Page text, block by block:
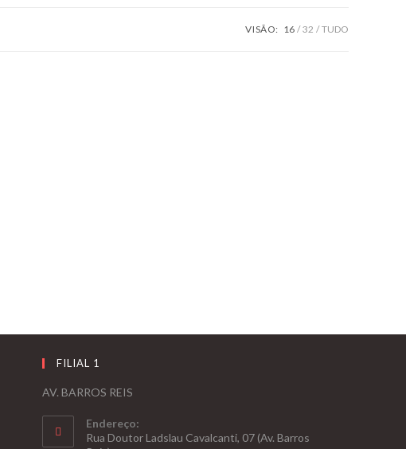
VISÃO: 16 32 TUDO
FILIAL 1
AV. BARROS REIS
Endereço:
Rua Doutor Ladslau Cavalcanti, 07 (Av. Barros